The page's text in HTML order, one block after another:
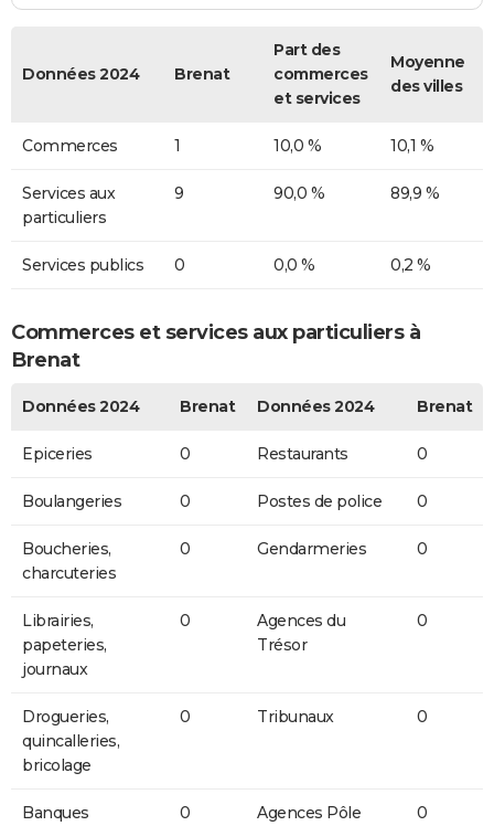
Données 2024 Brenat
Part des
commerces
et services
Moyenne
des villes
Commerces 1 10,0 % 10,1 %
Services aux
particuliers
9 90,0 % 89,9 %
Services publics 0 0,0 % 0,2 %
Commerces et services aux particuliers à
Brenat
Données 2024 Brenat Données 2024 Brenat
Epiceries 0 Restaurants 0
Boulangeries 0 Postes de police 0
Boucheries,
charcuteries
0 Gendarmeries 0
Librairies,
papeteries,
journaux
0
Agences du
Trésor
0
Drogueries,
quincalleries,
bricolage
0 Tribunaux 0
Banques 0 Agences Pôle 0